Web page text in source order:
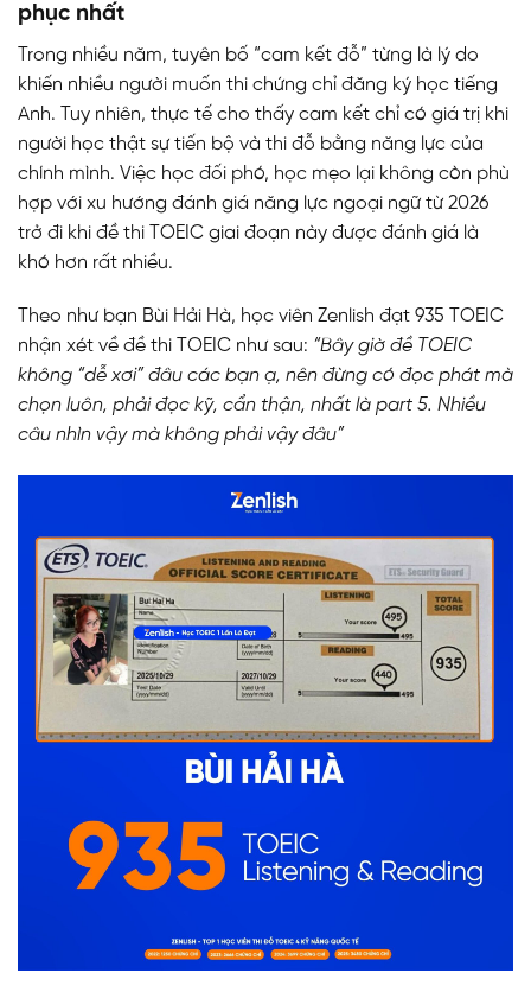
phục nhất
Trong nhiều năm, tuyên bố “cam kết đỗ” từng là lý do
khiến nhiều người muốn thi chứng chỉ đăng ký học tiếng
Anh. Tuy nhiên, thực tế cho thấy cam kết chỉ có giá trị khi
người học thật sự tiến bộ và thi đỗ bằng năng lực của
chính mình. Việc học đối phó, học mẹo lại không còn phù
hợp với xu hướng đánh giá năng lực ngoại ngữ từ 2026
trở đi khi đề thi TOEIC giai đoạn này được đánh giá là
khó hơn rất nhiều.
Theo như bạn Bùi Hải Hà, học viên Zenlish đạt 935 TOEIC
nhận xét về đề thi TOEIC như sau: “Bây giờ đề TOEIC
không “dễ xơi” đâu các bạn ạ, nên đừng có đọc phát mà
chọn luôn, phải đọc kỹ, cẩn thận, nhất là part 5. Nhiều
câu nhìn vậy mà không phải vậy đâu”